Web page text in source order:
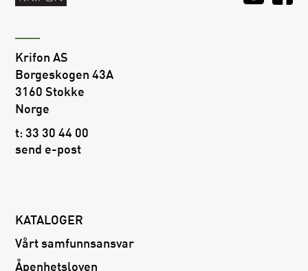
Krifon AS
Borgeskogen 43A
3160 Stokke
Norge
t:33 30 44 00
send e-post
KATALOGER
Vårt samfunnsansvar
Åpenhetsloven